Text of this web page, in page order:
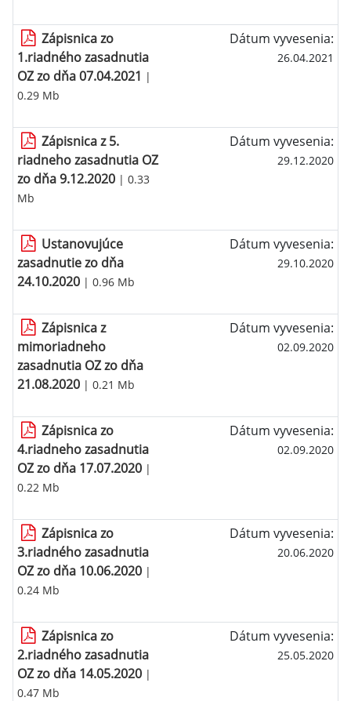
Zápisnica zo
1.riadného zasadnutia
OZ zo dňa 07.04.2021 |
0.29 Mb
Dátum vyvesenia:
26.04.2021
Zápisnica z 5.
riadneho zasadnutia OZ
zo dňa 9.12.2020 | 0.33
Mb
Dátum vyvesenia:
29.12.2020
Ustanovujúce
zasadnutie zo dňa
24.10.2020 | 0.96 Mb
Dátum vyvesenia:
29.10.2020
Zápisnica z
mimoriadneho
zasadnutia OZ zo dňa
21.08.2020 | 0.21 Mb
Dátum vyvesenia:
02.09.2020
Zápisnica zo
4.riadneho zasadnutia
OZ zo dňa 17.07.2020 |
0.22 Mb
Dátum vyvesenia:
02.09.2020
Zápisnica zo
3.riadného zasadnutia
OZ zo dňa 10.06.2020 |
0.24 Mb
Dátum vyvesenia:
20.06.2020
Zápisnica zo
2.riadného zasadnutia
OZ zo dňa 14.05.2020 |
0.47 Mb
Dátum vyvesenia:
25.05.2020